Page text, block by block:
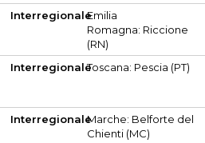
InterregionaleEmilia
Romagna: Riccione
(RN)
InterregionaleToscana: Pescia (PT)
InterregionaleMarche: Belforte del
Chienti (MC)